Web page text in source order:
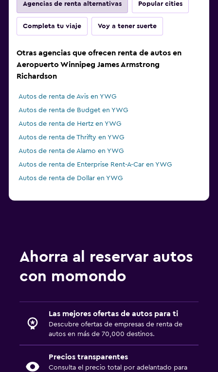
Agencias de renta alternativas Popular cities
Completa tu viaje Voy a tener suerte
Otras agencias que ofrecen renta de autos en
Aeropuerto Winnipeg James Armstrong
Richardson
Autos de renta de Avis en YWG
Autos de renta de Budget en YWG
Autos de renta de Hertz en YWG
Autos de renta de Thrifty en YWG
Autos de renta de Alamo en YWG
Autos de renta de Enterprise Rent-A-Car en YWG
Autos de renta de Dollar en YWG
Ahorra al reservar autos
con momondo
Las mejores ofertas de autos para ti
Descubre ofertas de empresas de renta de
autos en más de 70,000 destinos.
Precios transparentes
Consulta el precio total por adelantado para